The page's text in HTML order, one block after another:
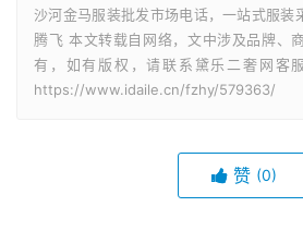
沙河金马服装批发市场电话，一站式服装
腾飞 本文转载自网络，文中涉及品牌、
有，如有版权，请联系黛乐二奢网客
https://www.idaile.cn/fzhy/579363/
赞 (0)